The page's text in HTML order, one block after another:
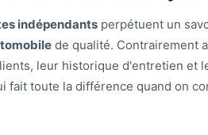
indépendants perpétuent un
de qualité. Contrairement
leur historique d'entretien et
fait toute la différence quand on